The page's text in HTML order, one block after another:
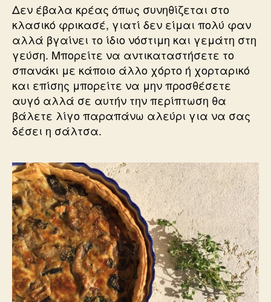
Δεν έβαλα κρέας όπως συνηθίζεται στο
κλασικό φρικασέ, γιατί δεν είμαι πολύ φαν
αλλά βγαίνει το ίδιο νόστιμη και γεμάτη στη
γεύση. Μπορείτε να αντικαταστήσετε το
σπανάκι με κάποιο άλλο χόρτο ή χορταρικό
και επίσης μπορείτε να μην προσθέσετε
αυγό αλλά σε αυτήν την περίπτωση θα
βάλετε λίγο παραπάνω αλεύρι για να σας
δέσει η σάλτσα.